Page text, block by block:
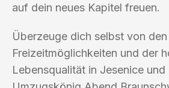
auf dein neues Kapitel freuen.
Überzeuge dich selbst von den
Freizeitmöglichkeiten und der
Lebensqualität in Jesenice und